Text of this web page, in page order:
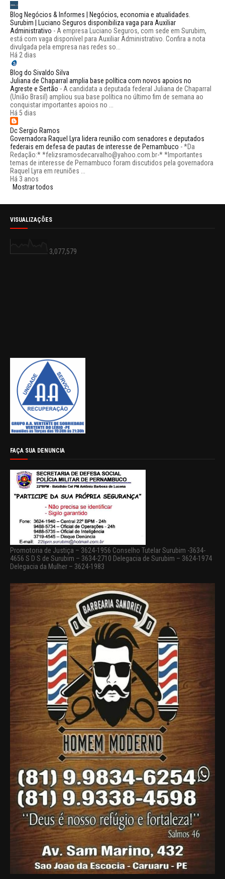
Blog Negócios & Informes | Negócios, economia e atualidades.
Surubim | Luciano Seguros disponibiliza vaga para Auxiliar
Administrativo - A empresa Luciano Seguros, com sede em Surubim,
está com vaga disponível para Auxiliar Administrativo. Confira a nota
divulgada pela empresa nas redes so...
Há 2 dias
Blog do Sivaldo Silva
Juliana de Chaparral amplia base política com novos apoios no
Agreste e Sertão - A candidata a deputada federal Juliana de Chaparral
(União Brasil) ampliou sua base política no último fim de semana ao
conquistar importantes apoios no ...
Há 5 dias
Dc Sergio Ramos
Governadora Raquel Lyra lidera reunião com senadores e deputados
federais em defesa de pautas de interesse de Pernambuco -*Da
Redação:* *felizsramosdecarvalho@yahoo.com.br-* *Importantes
temas de interesse de Pernambuco foram discutidos pela governadora
Raquel Lyra em reuniões ...
Há 3 anos
Mostrar todos
VISUALIZAÇÕES
3,077,579
FAÇA SUA DENUNCIA
Promotoria de Justiça – 3624-1956 Conselho Tutelar Surubim -3634-
4656 S D S de Surubim – 3634-2710 Delegacia de Surubim – 3624-1974
Delegacia da Mulher – 3624-1983